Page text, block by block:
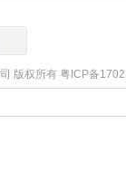
版权所有 粤ICP备